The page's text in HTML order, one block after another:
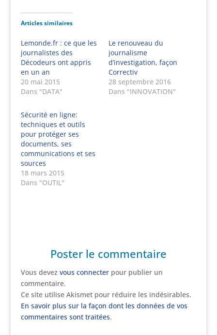
Articles similaires
Lemonde.fr : ce que les
journalistes des
Décodeurs ont appris
en un an
20 mai 2015
Dans "DATA"
Le renouveau du
journalisme
d’investigation, façon
Correctiv
28 septembre 2016
Dans "INNOVATION"
Sécurité en ligne:
techniques et outils
pour protéger ses
documents, ses
communications et ses
sources
18 mars 2015
Dans "OUTIL"
Poster le commentaire
Vous devez vous connecterpour publier un
commentaire.
Ce site utilise Akismet pour réduire les indésirables.
En savoir plus sur la façon dont les données de vos
commentaires sont traitées.